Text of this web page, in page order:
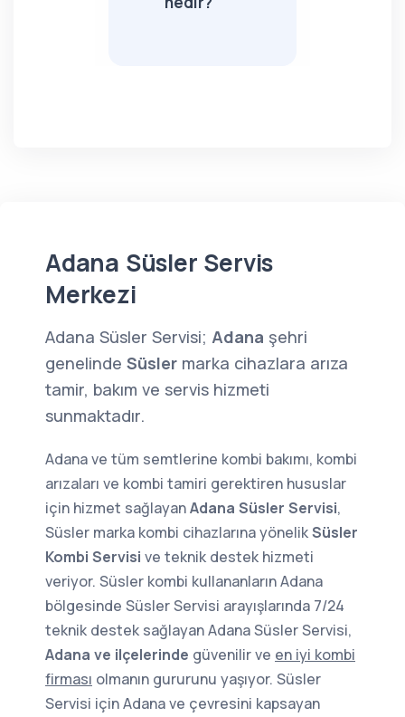
Adana Süsler Servis
Merkezi
Adana Süsler Servisi; Adana şehri
genelinde Süsler marka cihazlara arıza
tamir, bakım ve servis hizmeti
sunmaktadır.
Adana ve tüm semtlerine kombi bakımı, kombi
arızaları ve kombi tamiri gerektiren hususlar
için hizmet sağlayanAdana Süsler Servisi,
Süsler marka kombi cihazlarına yönelikSüsler
Kombi Servisi ve teknik destek hizmeti
veriyor. Süsler kombi kullananların Adana
bölgesinde Süsler Servisi arayışlarında 7/24
teknik destek sağlayan Adana Süsler Servisi,
Adana ve ilçelerinde güvenilir ve en iyi kombi
firması olmanın gururunu yaşıyor. Süsler
Servisi için Adana ve çevresini kapsayan